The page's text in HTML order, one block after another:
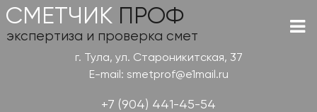
СМЕТЧИК ПРОФ
экспертиза и проверка смет
г. Тула, ул. Староникитская, 37
E-mail: smetprof@e1mail.ru
+7 (904) 441-45-54